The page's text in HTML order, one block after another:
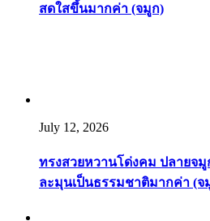
สดใสขึ้นมากค่า (จมูก)
July 12, 2026
ทรงสวยหวานโด่งคม ปลายจ
ละมุนเป็นธรรมชาติมากค่า (จ